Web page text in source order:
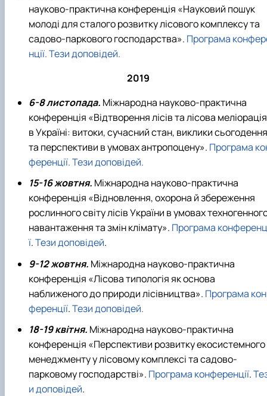
науково-практична конференція «Науковий пошук
молоді для сталого розвитку лісового комплексу та
садово-паркового господарства». Програма
нції.Тези доповідей.
2019
6-8 листопада. Міжнародна науково-практична
конференція «Відтворення лісів та лісова меліорація
в Україні: витоки, сучасний стан, виклики сьогодення
та перспективи в умовах антропоцену». Програма
ференції.Тези доповідей.
15-16 жовтня. Міжнародна науково-практична
конференція «Відновлення, охорона й збереження
рослинного світу лісів України в умовах
навантаження та змін клімату». Програма
ї.Тези доповідей.
9-12 жовтня. Міжнародна науково-практична
конференція «Лісова типологія як основа
наближеного до природи лісівництва». Програма кон
ференції.Тези доповідей.
18-19 квітня. Міжнародна науково-практична
конференція «Перспективи розвитку екосистемного
менеджменту у лісовому комплексі та садово-
парковому господарстві». Програма конференції.
и доповідей.